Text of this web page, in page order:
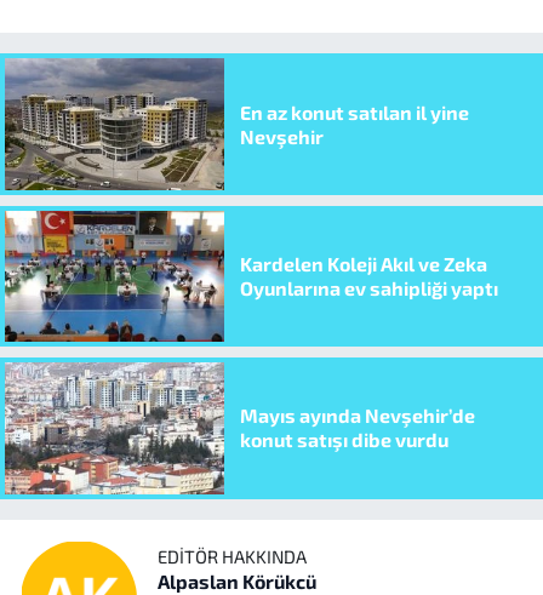
En az konut satılan il yine
Nevşehir
Kardelen Koleji Akıl ve Zeka
Oyunlarına ev sahipliği yaptı
Mayıs ayında Nevşehir’de
konut satışı dibe vurdu
EDITÖR HAKKINDA
Alpaslan Körükcü